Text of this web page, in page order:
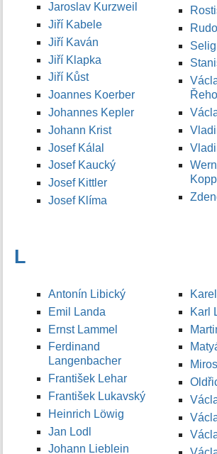
Jaroslav Kurzweil
Jiří Kabele
Jiří Kaván
Jiří Klapka
Jiří Kůst
Joannes Koerber
Johannes Kepler
Johann Krist
Josef Kálal
Josef Kaucký
Josef Kittler
Josef Klíma
L
Antonín Libický
Emil Landa
Ernst Lammel
Ferdinand
Langenbacher
František Lehar
František Lukavský
Heinrich Löwig
Jan Lodl
Johann Lieblein
Karl